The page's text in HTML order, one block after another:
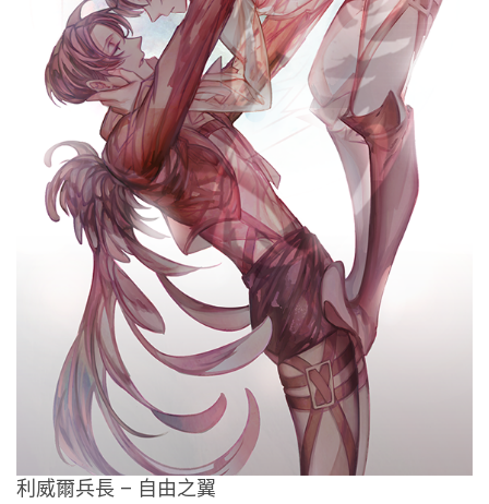
利威爾兵長 – 自由之翼